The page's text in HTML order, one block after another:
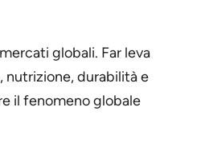
globali. Far leva
durabilità e
il fenomeno globale